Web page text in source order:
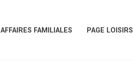
AFFAIRES FAMILIALES PAGE LOISIRS